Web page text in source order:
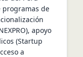
programas de
apoyo
(Startup
a